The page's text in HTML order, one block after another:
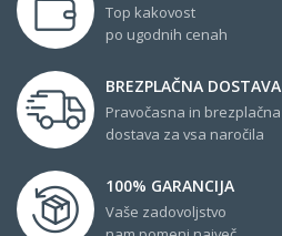
Top kakovost
po ugodnih cenah
BREZPLAČNA DOSTAVA
Pravočasna in brezplačna
dostava za vsa naročila
100% GARANCIJA
Vaše zadovoljstvo